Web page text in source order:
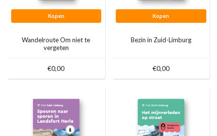
Kopen
Wandelroute Om niet te
vergeten
€0,00
Kopen
Bezin in Zuid-Limburg
€0,00